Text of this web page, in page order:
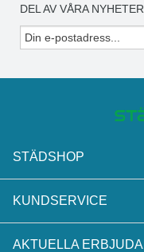
DEL AV VÅRA
STÄDSHOP
KUNDSERVICE
AKTUELLA